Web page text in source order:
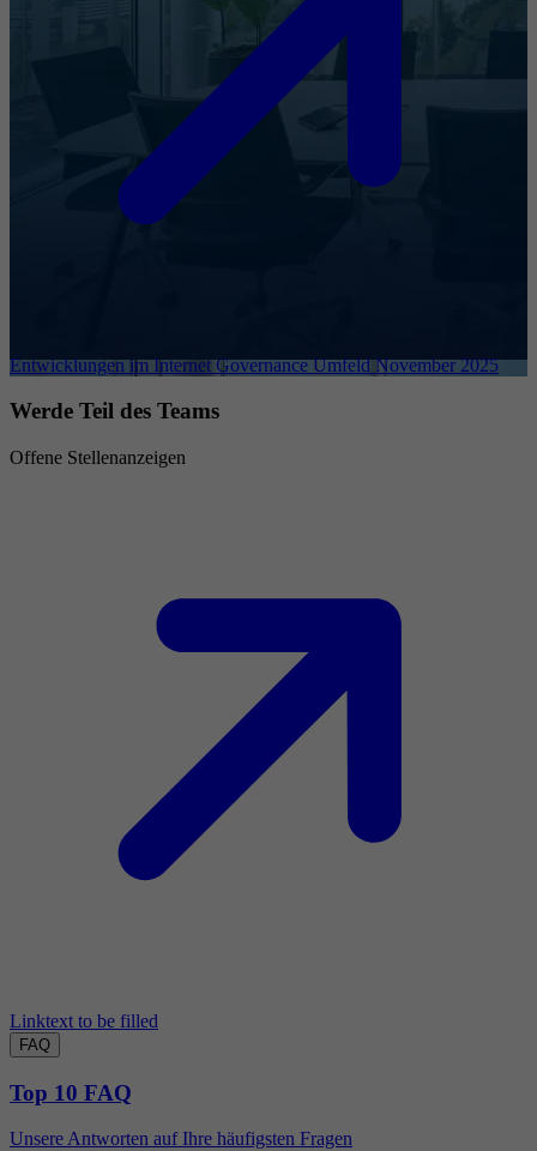
Entwicklungen im Internet Governance Umfeld November 2025
Werde Teil des Teams
Offene Stellenanzeigen
Linktext to be filled
FAQ
Top 10 FAQ
Unsere Antworten auf Ihre häufigsten Fragen